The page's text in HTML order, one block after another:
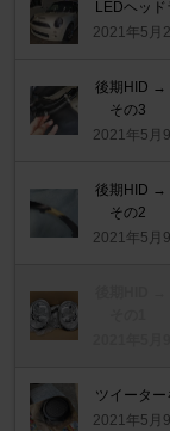
LEDヘッ
2021年5月
後期HID →
その3
2021年5月
後期HID →
その2
2021年5月
ツイータ
2021年5月